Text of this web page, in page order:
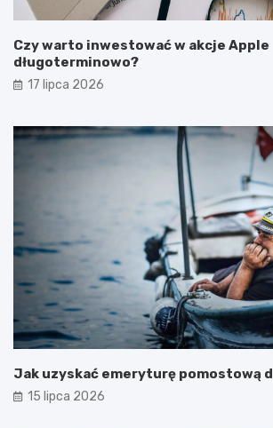
Czy warto inwestować w akcje Apple
długoterminowo?
17 lipca 2026
Jak uzyskać emeryturę pomostową
15 lipca 2026